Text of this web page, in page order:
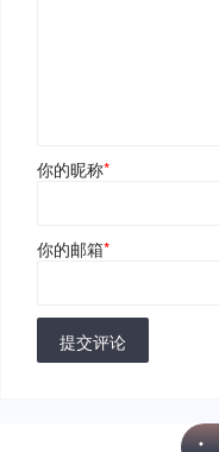
你的昵称*
你的邮箱*
提交评论